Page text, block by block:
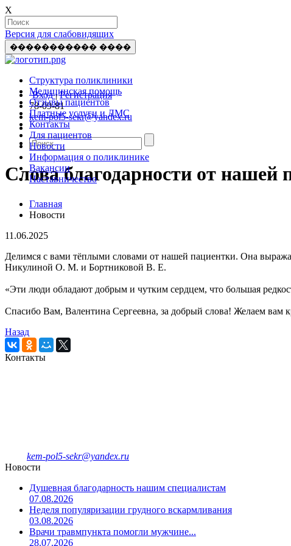
X
Версия для слабовидящих
����������� ����
Структура поликлиники
Медицинская помощь
Отзывы пациентов
Платные услуги и ДМС
Контакты
Для пациентов
Новости
Информация о поликлинике
Вакансии
Наставничество
Вход |Регистрация
78-09-81
kem-pol5-sekr@yandex.ru
Слова благодарности от нашей
Главная
Новости
11.06.2025
Делимся с вами тёплыми словами от нашей пациентки. Она
Никулиной О. М. и Бортниковой В. Е.
«Эти люди обладают добрым и чутким сердцем, что большая
Спасибо Вам, Валентина Сергеевна, за добрый слова! Желаем вам
Назад
Контакты
kem-pol5-sekr@yandex.ru
Новости
Душевная благодарность нашим специалистам
07.08.2026
Неделя популяризации грудного вскармливания
03.08.2026
Врачи травмпункта помогли мужчине...
28.07.2026